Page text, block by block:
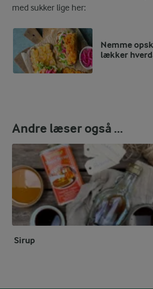
med sukker lige her:
Nemme
lækker
Andre læser også ...
Sirup